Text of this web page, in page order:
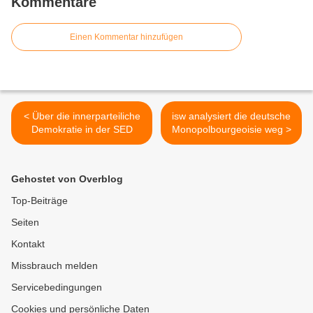
Einen Kommentar hinzufügen
< Über die innerparteiliche
Demokratie in der SED
isw analysiert die deutsche
Monopolbourgeoisie weg >
Gehostet von Overblog
Top-Beiträge
Seiten
Kontakt
Missbrauch melden
Servicebedingungen
Cookies und persönliche Daten